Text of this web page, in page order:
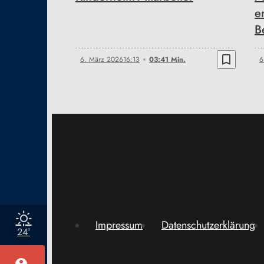
24°
6. März 202616:13 03:41 Min. bookmark_border
Impressum Datenschutzerklärung